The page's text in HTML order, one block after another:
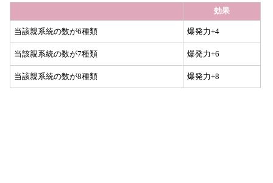
効果
当該親系統の数が6種類 爆発力+4
当該親系統の数が7種類 爆発力+6
当該親系統の数が8種類 爆発力+8